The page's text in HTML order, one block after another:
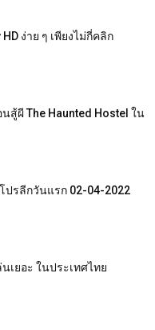
ง่าย ๆ เพียงไม่กี่คลิก
สู้ผี The Haunted Hostel ใน
ปรลีกวันแรก 02-04-2022
เยอะ ในประเทศไทย